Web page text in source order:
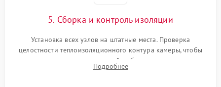
5. Сборка и контроль изоляции
Установка всех узлов на штатные места. Проверка
целостности теплоизоляционного контура камеры, чтобы
исключить перегрев кухонной мебели и потерю тепла.
Надежная фиксация клемм и сборка корпуса шкафа.
Подробнее